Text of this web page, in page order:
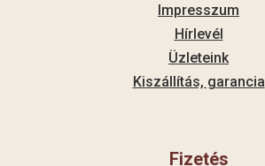
Impresszum
Hírlevél
Üzleteink
Kiszállítás, garancia
Fizetés